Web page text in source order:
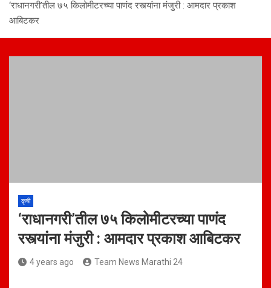
‘राधानगरी’तील ७५ किलोमीटरच्या पाणंद रस्त्यांना मंजुरी : आमदार प्रकाश
आबिटकर
कृषी
‘राधानगरी’तील ७५ किलोमीटरच्या पाणंद
रस्त्यांना मंजुरी : आमदार प्रकाश आबिटकर
4 years ago Team News Marathi 24